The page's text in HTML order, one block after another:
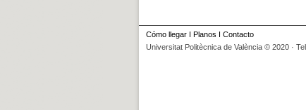
Cómo llegar I Planos I Contacto
Universitat Politècnica de València © 2020 ·